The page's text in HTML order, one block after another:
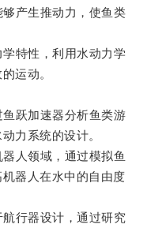
产生推动力，使鱼类
特性，利用水动力学
运动。
跃加速器分析鱼类游
力系统的设计。
人领域，通过模拟鱼
器人在水中的自由度
行器设计，通过研究